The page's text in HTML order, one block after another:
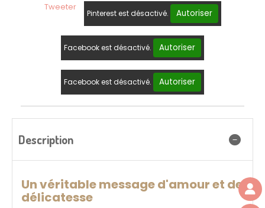
Tweeter
Pinterest est désactivé. Autoriser
Facebook est désactivé. Autoriser
Facebook est désactivé. Autoriser
Description
Un véritable message d'amour et de
délicatesse